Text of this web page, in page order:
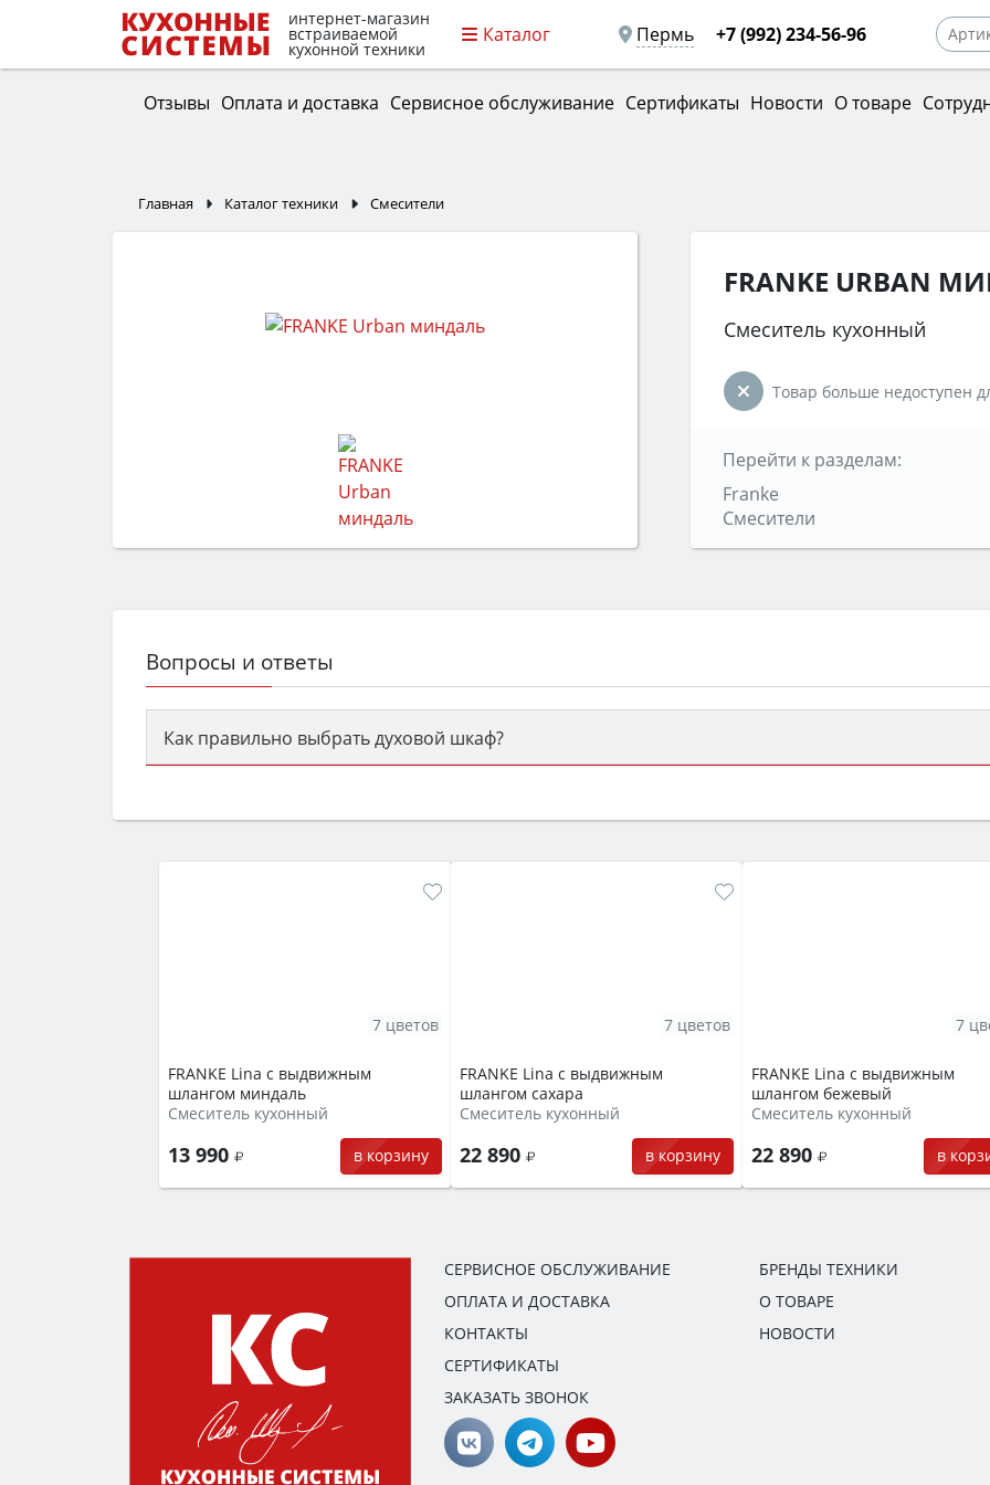
интернет-магазин
встраиваемой
кухонной техники
Каталог Пермь +7 (992) 234-56-96
Отзывы Оплата и доставка Сервисное обслуживание Сертификаты Новости О товаре
Главная Каталог техники Смесители
FRANKE URBAN
Смеситель кухонный
Товар больше недоступен
Перейти к разделам:
Franke
Смесители
Вопросы и ответы
Как правильно выбрать духовой шкаф?
семьи, класс энергопотребления не ниже A и нужные функции (конвекция, гриль,
FRANKE Lina с выдвижным
шлангом миндаль
Смеситель кухонный
13 990 в корзину
7 цветов
FRANKE Lina с выдвижным
шлангом сахара
Смеситель кухонный
22 890 в корзину
7 цветов
FRANKE Lina с выдвижным
шлангом бежевый
Смеситель кухонный
22 890 в
7
СЕРВИСНОЕ ОБСЛУЖИВАНИЕ
ОПЛАТА И ДОСТАВКА
КОНТАКТЫ
СЕРТИФИКАТЫ
ЗАКАЗАТЬ ЗВОНОК
БРЕНДЫ ТЕХНИКИ
О ТОВАРЕ
НОВОСТИ